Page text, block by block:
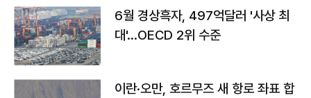
6월 경상흑자, 497억달러 '사상 최
대'…OECD 2위 수준
이란·오만, 호르무즈 새 항로 좌표 합